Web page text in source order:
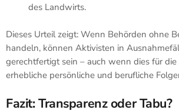
des Landwirts.
Dieses Urteil zeigt: Wenn Behörden ohne
handeln, können Aktivisten in
gerechtfertigt sein – auch wenn dies für
erhebliche persönliche und berufliche
Fazit: Transparenz oder Tabu?